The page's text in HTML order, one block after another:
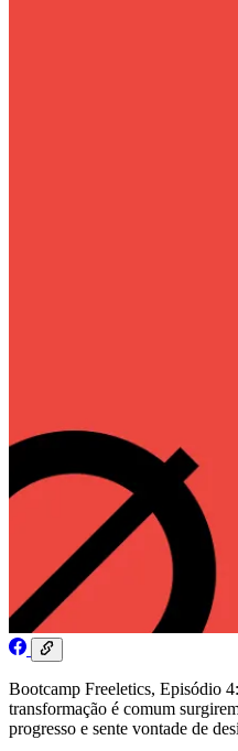
Bootcamp Freeletics, Episódio
transformação é comum
progresso e sente vontade de